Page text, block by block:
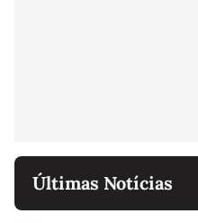
Últimas Notícias